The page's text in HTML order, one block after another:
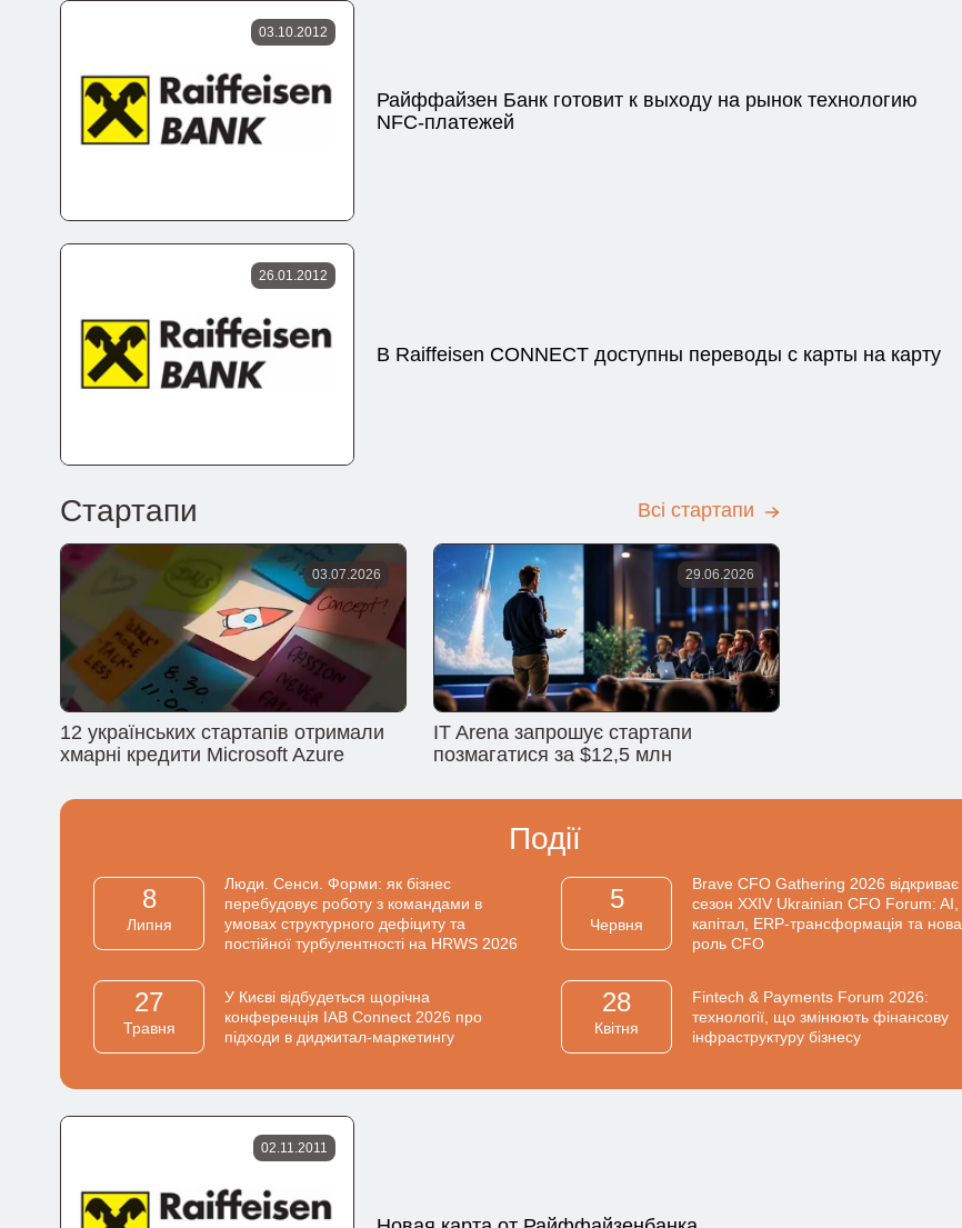
03.10.2012
Райффайзен Банк готовит к выходу на рынок технологию
NFC-платежей
26.01.2012
В Raiffeisen CONNECT доступны переводы с карты на карту
Стартапи Всі стартапи
03.07.2026
12 українських стартапів отримали
хмарні кредити Microsoft Azure
29.06.2026
IT Arena запрошує стартапи
позмагатися за $12,5 млн
Події
8
Липня
Люди. Сенси. Форми: як бізнес
перебудовує роботу з командами в
умовах структурного дефіциту та
постійної турбулентності на HRWS 2026
5
Червня
Brave CFO Gathering 2026 відкриває
сезон XXIV Ukrainian CFO Forum: AI,
капітал, ERP-трансформація та нова
роль CFO
27
Травня
У Києві відбудеться щорічна
конференція IAB Connect 2026 про
підходи в диджитал-маркетингу
28
Квiтня
Fintech & Payments Forum 2026:
технології, що змінюють фінансову
інфраструктуру бізнесу
02.11.2011